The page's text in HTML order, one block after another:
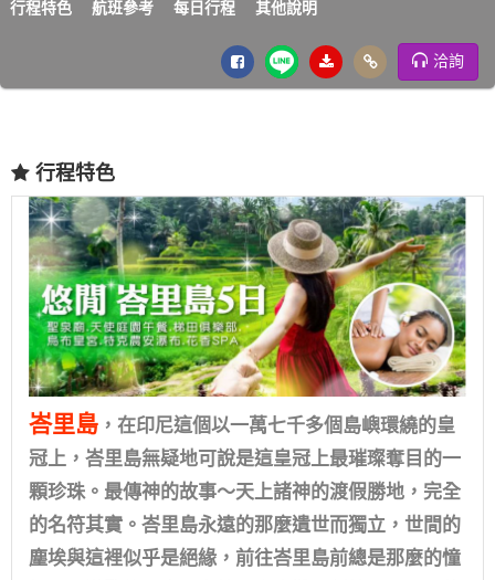
行程特色 航班參考 每日行程 其他說明
洽詢
行程特色
峇里島 ，在印尼這個以一萬七千多個島嶼環繞的皇
冠上，峇里島無疑地可說是這皇冠上最璀璨奪目的一
顆珍珠。最傳神的故事～天上諸神的渡假勝地，完全
的名符其實。峇里島永遠的那麼遺世而獨立，世間的
塵埃與這裡似乎是絕緣，前往峇里島前總是那麼的憧